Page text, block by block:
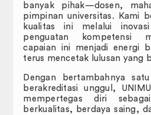
banyak pihak—dosen,
pimpinan universitas. Kami
kualitas ini melalui
penguatan kompetensi
capaian ini menjadi energi
terus mencetak lulusan yang
Dengan bertambahnya
berakreditasi unggul,
mempertegas diri
berkualitas, berdaya saing,